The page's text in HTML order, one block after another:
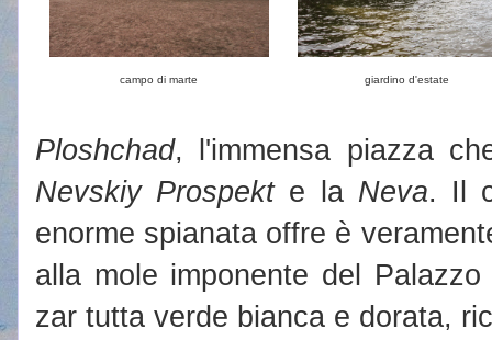
campo di marte giardino d'estate
Ploshchad, l'immensa piazza
Nevskiy Prospekte la Neva. Il
enorme spianata offre è
alla mole imponente del
zar tutta verde bianca e dorata,